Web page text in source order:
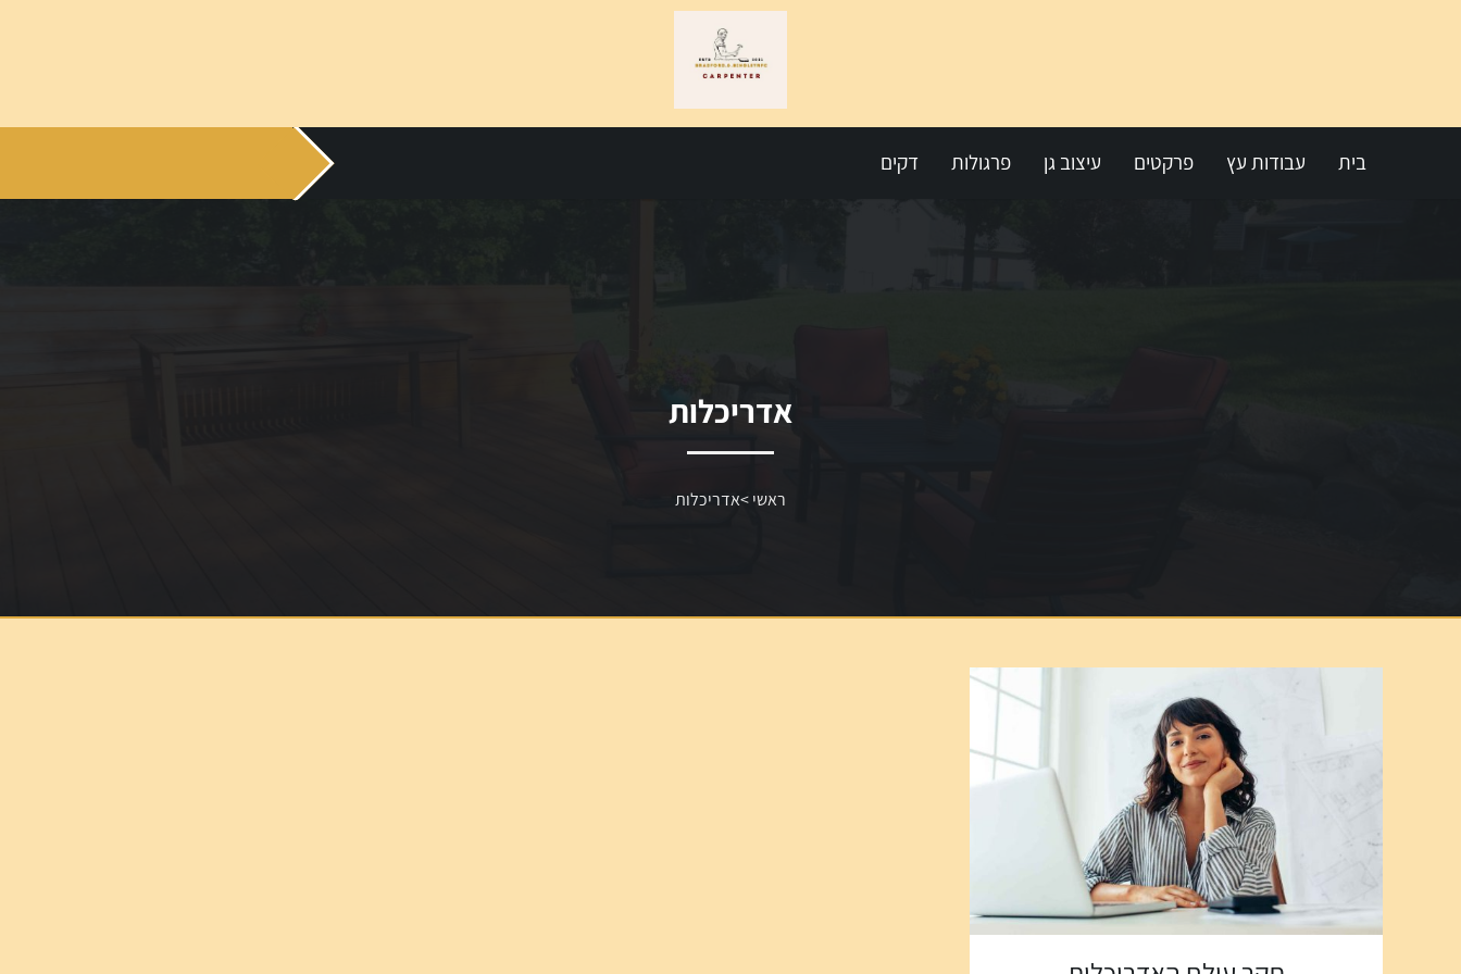
בית עבודות עץ פרקטים עיצוב גן פרגולות דקים
אדריכלות
ראשי>אדריכלות